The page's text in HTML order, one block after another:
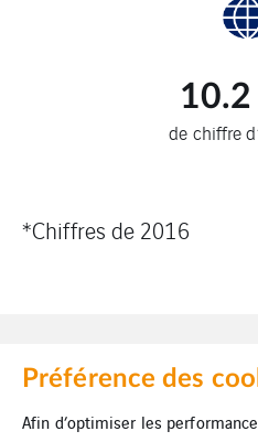
10.2
de chiffre
*Chiffres de 2016
Mentions légales
Préférence des
Afin d’optimiser les